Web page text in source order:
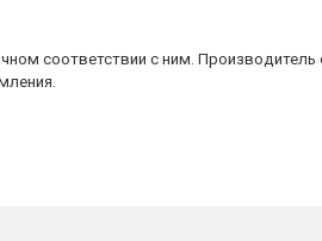
соответствии с ним. Производитель